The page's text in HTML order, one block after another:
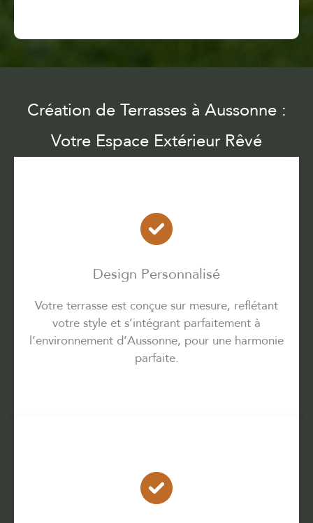
Création de Terrasses à Aussonne :
Votre Espace Extérieur Rêvé
Design Personnalisé
Votre terrasse est conçue sur mesure, reflétant
votre style et s’intégrant parfaitement à
l’environnement d’Aussonne, pour une harmonie
parfaite.